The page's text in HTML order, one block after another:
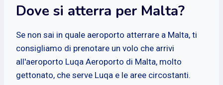
Dove si atterra per Malta?
Se non sai in quale aeroporto atterrare a Malta, ti
consigliamo di prenotare un volo che arrivi
all'aeroporto Luqa Aeroporto di Malta, molto
gettonato, che serve Luqa e le aree circostanti.